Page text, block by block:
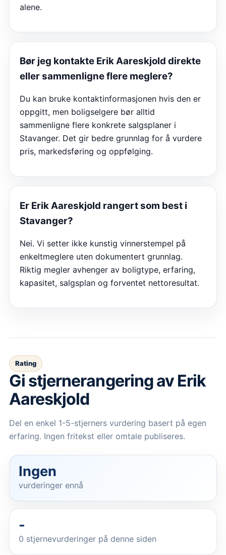
alene.
Bør jeg kontakte Erik Aareskjold direkte
eller sammenligne flere meglere?
Du kan bruke kontaktinformasjonen hvis den er
oppgitt, men boligselgere bør alltid
sammenligne flere konkrete salgsplaner i
Stavanger. Det gir bedre grunnlag for å vurdere
pris, markedsføring og oppfølging.
Er Erik Aareskjold rangert som best i
Stavanger?
Nei. Vi setter ikke kunstig vinnerstempel på
enkeltmeglere uten dokumentert grunnlag.
Riktig megler avhenger av boligtype, erfaring,
kapasitet, salgsplan og forventet nettoresultat.
Rating
Gi stjernerangering av Erik
Aareskjold
Del en enkel 1-5-stjerners vurdering basert på egen
erfaring. Ingen fritekst eller omtale publiseres.
Ingen
vurderinger ennå
-
0 stjernevurderinger på denne siden